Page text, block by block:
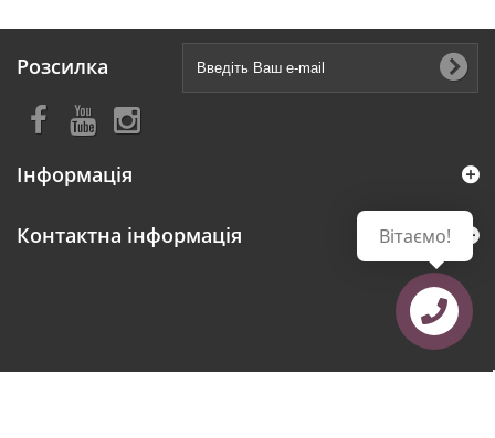
Розсилка
Інформація
Контактна інформація Вітаємо!